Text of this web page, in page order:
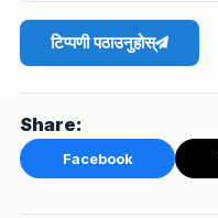
टिप्पणी पठाउनुहोस्
Share:
Facebook